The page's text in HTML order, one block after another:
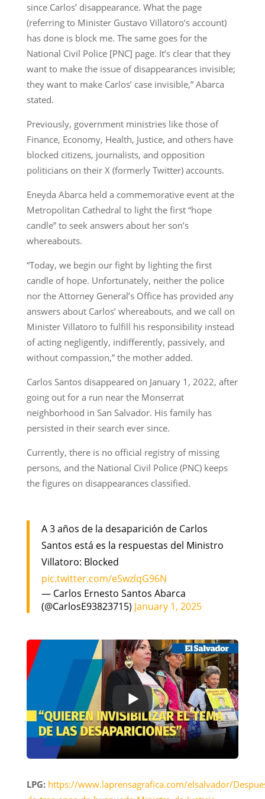
since Carlos’ disappearance. What the page
(referring to Minister Gustavo Villatoro’s account)
has done is block me. The same goes for the
National Civil Police [PNC] page. It’s clear that they
want to make the issue of disappearances invisible;
they want to make Carlos’ case invisible,” Abarca
stated.
Previously, government ministries like those of
Finance, Economy, Health, Justice, and others have
blocked citizens, journalists, and opposition
politicians on their X (formerly Twitter) accounts.
Eneyda Abarca held a commemorative event at the
Metropolitan Cathedral to light the first “hope
candle” to seek answers about her son’s
whereabouts.
“Today, we begin our fight by lighting the first
candle of hope. Unfortunately, neither the police
nor the Attorney General’s Office has provided any
answers about Carlos’ whereabouts, and we call on
Minister Villatoro to fulfill his responsibility instead
of acting negligently, indifferently, passively, and
without compassion,” the mother added.
Carlos Santos disappeared on January 1, 2022, after
going out for a run near the Monserrat
neighborhood in San Salvador. His family has
persisted in their search ever since.
Currently, there is no official registry of missing
persons, and the National Civil Police (PNC) keeps
the figures on disappearances classified.
A 3 años de la desaparición de Carlos
Santos está es la respuestas del Ministro
Villatoro: Blocked
pic.twitter.com/eSwzlqG96N
— Carlos Ernesto Santos Abarca
(@CarlosE93823715) January 1, 2025
LPG: https://www.laprensagrafica.com/elsalvador/